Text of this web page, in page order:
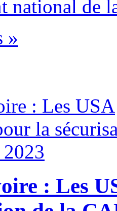
national de
»
: Les